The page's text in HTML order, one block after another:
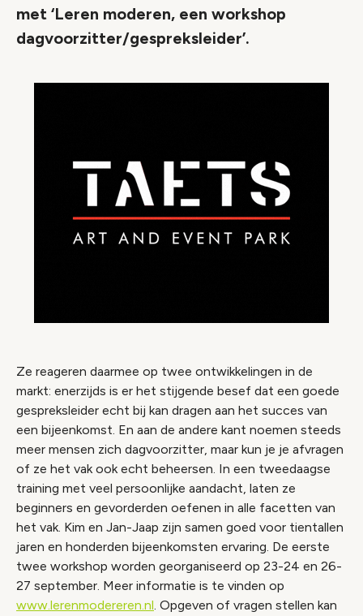
met ‘Leren moderen, een workshop
dagvoorzitter/gespreksleider’.
Ze reageren daarmee op twee ontwikkelingen in de
markt: enerzijds is er het stijgende besef dat een goede
gespreksleider echt bij kan dragen aan het succes van
een bijeenkomst. En aan de andere kant noemen steeds
meer mensen zich dagvoorzitter, maar kun je je afvragen
of ze het vak ook echt beheersen. In een tweedaagse
training met veel persoonlijke aandacht, laten ze
beginners en gevorderden oefenen in alle facetten van
het vak. Kim en Jan-Jaap zijn samen goed voor tientallen
jaren en honderden bijeenkomsten ervaring. De eerste
twee workshop worden georganiseerd op 23-24 en 26-
27 september. Meer informatie is te vinden op
www.lerenmodereren.nl. Opgeven of vragen stellen kan